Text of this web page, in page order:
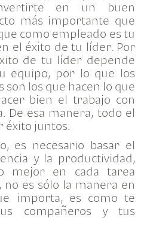
en un buen
más importante que
como empleado es tu
el éxito de tu líder. Por
de tu líder depende
equipo, por lo que los
los que hacen lo que
bien el trabajo con
De esa manera, todo el
éxito juntos.
es necesario basar el
y la productividad,
mejor en cada tarea
no es sólo la manera en
importa, es como te
compañeros y tus